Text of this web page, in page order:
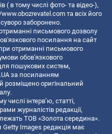
( в тому числі фото- та відео-),
та всіх його
заборонено.
письмового дозволу
посилання на сайт
отриманні письмового
обов'язкового
пошукових систем,
за посиланням
розміщено оригінальний
числі інтерв’ю, статті,
журналістів редакції,
ТОВ «Золота середина».
Getty Images редакція має